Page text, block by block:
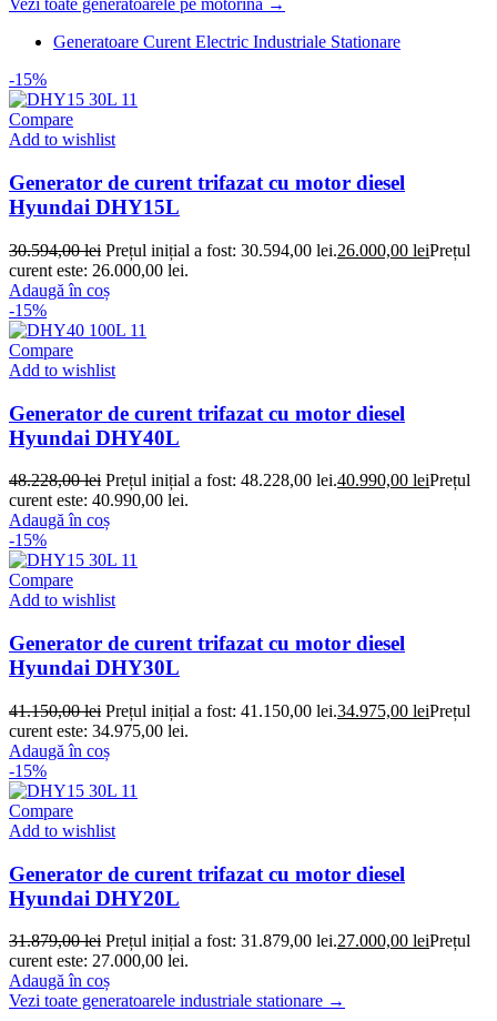
Vezi toate generatoarele pe motorina →
Generatoare Curent Electric Industriale Stationare
-15%
Compare
Add to wishlist
Generator de curent trifazat cu motor diesel
Hyundai DHY15L
30.594,00lei Prețul inițial a fost: 30.594,00 lei.26.000,00 leiPrețul
curent este: 26.000,00 lei.
Adaugă în coș
-15%
Compare
Add to wishlist
Generator de curent trifazat cu motor diesel
Hyundai DHY40L
48.228,00lei Prețul inițial a fost: 48.228,00 lei.40.990,00 leiPrețul
curent este: 40.990,00 lei.
Adaugă în coș
-15%
Compare
Add to wishlist
Generator de curent trifazat cu motor diesel
Hyundai DHY30L
41.150,00lei Prețul inițial a fost: 41.150,00 lei.34.975,00 leiPrețul
curent este: 34.975,00 lei.
Adaugă în coș
-15%
Compare
Add to wishlist
Generator de curent trifazat cu motor diesel
Hyundai DHY20L
31.879,00lei Prețul inițial a fost: 31.879,00 lei.27.000,00 leiPrețul
curent este: 27.000,00 lei.
Adaugă în coș
Vezi toate generatoarele industriale stationare →